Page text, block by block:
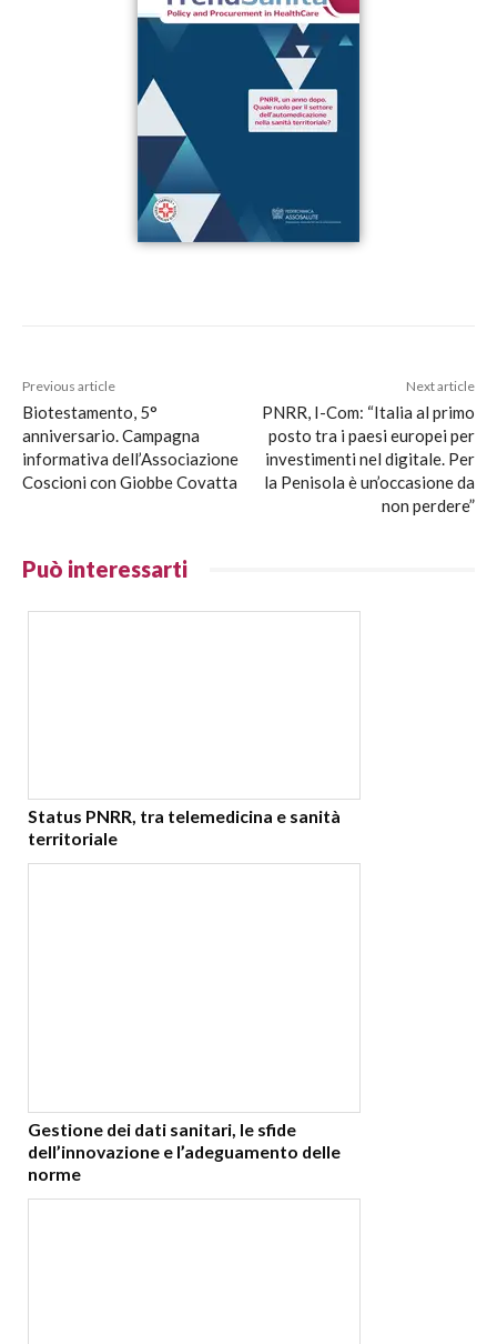
Previous article
Biotestamento, 5°
anniversario. Campagna
informativa dell’Associazione
Coscioni con Giobbe Covatta
Next article
PNRR, I-Com: “Italia al primo
posto tra i paesi europei per
investimenti nel digitale. Per
la Penisola è un’occasione da
non perdere”
Può interessarti
Status PNRR, tra telemedicina e sanità
territoriale
Gestione dei dati sanitari, le sfide
dell’innovazione e l’adeguamento delle
norme